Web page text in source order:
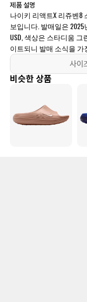
제품 설명
나이키 리액트X 리쥬벤8
보입니다. 발매일은 2025
USD, 색상은 스타디움
이트되니 발매 소식을 가
사이
비슷한 상품